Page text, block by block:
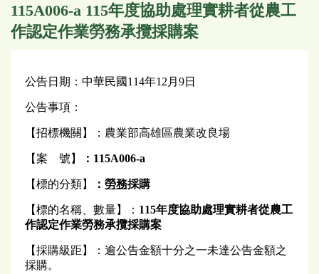
115A006-a 115年度協助處理實耕者從農工
作認定作業勞務承攬採購案
公告日期：中華民國114年12月9日
公告事項：
【招標機關】：農業部高雄區農業改良場
【案 號】 ：115A006-a
【標的分類】 ： 勞務採購
【標的名稱、數量】： 115年度協助處理實耕者從農工
作認定作業勞務承攬採購案
【採購級距】：逾公告金額十分之一未達公告金額之
採購。